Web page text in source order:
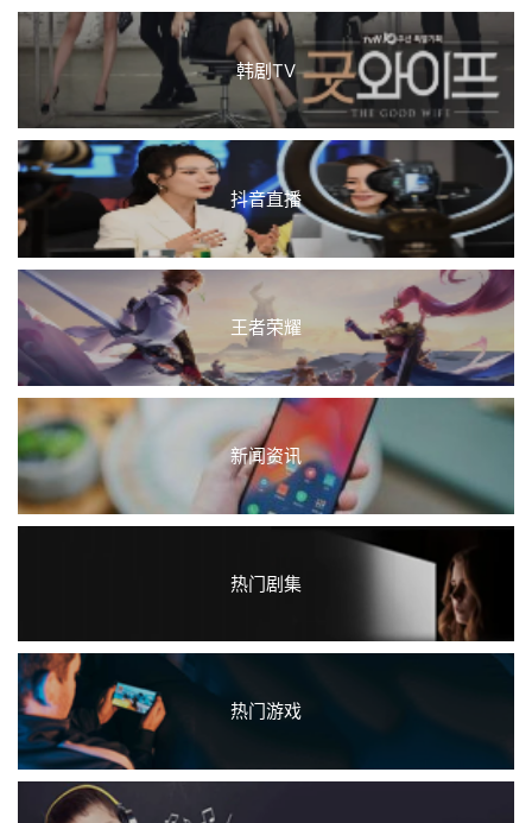
韩剧TV
抖音直播
王者荣耀
新闻资讯
热门剧集
热门游戏